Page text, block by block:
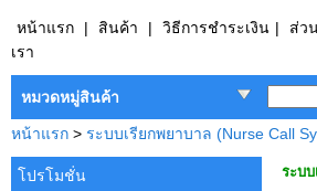
หน้าแรก | สินค้า | วิธีการชำระเงิน | ส่ว
เรา
หมวดหมู่สินค้า
หน้าแรก > ระบบเรียกพยาบาล (Nurse Call
ระบ
โปรโมชั่น